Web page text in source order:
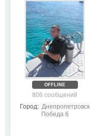
OFFLINE
806 сообщений
Город: Днепропетровск
Победа 6